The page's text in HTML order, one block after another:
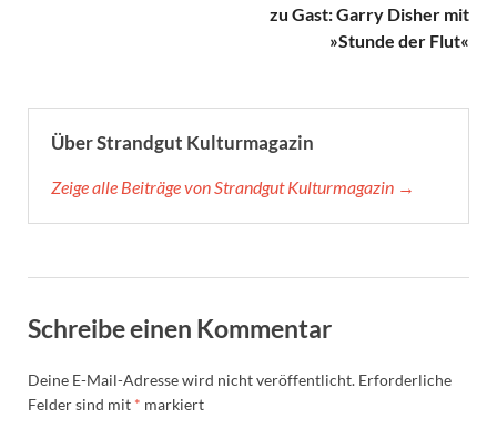
zu Gast: Garry Disher mit
»Stunde der Flut«
Über Strandgut Kulturmagazin
Zeige alle Beiträge von Strandgut Kulturmagazin →
Schreibe einen Kommentar
Deine E-Mail-Adresse wird nicht veröffentlicht. Erforderliche
Felder sind mit * markiert